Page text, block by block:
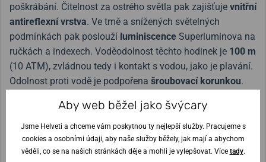
poškrábání. Čitelnost za ostrého světla pak zajišťuje vnitřní
antireflexní vrstva. Ve tmě a snížených světelných
podmínkách pak poslouží luminiscence Superluminova na
ručkách a indexech. Voděodolnost těchto hodinek je 100 m
(10 ATM), zvládnou tedy i kontakt s vodou, jako je plavání.
Odolnost proti vodě je podpořena šroubovací korunkou.
Šířka řemínku
20 mm
Výška pouzdra Průměr pouzdra
Aby web běžel jako švýcary
Jsme Helveti a chceme vám poskytnou ty nejlepší služby. Pracujeme s
cookies a osobními údaji, aby naše služby běžely, jak mají a abychom
věděli, co se na našich stránkách děje a mohli je vylepšovat. Více tady.